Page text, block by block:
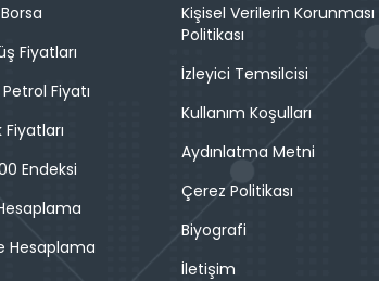
Fiyatları
Fiyatı
Fiyatları
Endeksi
Hesaplama
Kişisel Verilerin Korunması
Politikası
İzleyici Temsilcisi
Kullanım Koşulları
Aydınlatma Metni
Çerez Politikası
Biyografi
İletişim